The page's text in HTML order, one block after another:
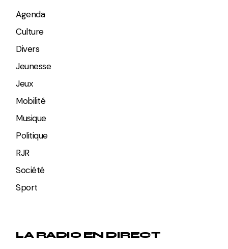
Agenda
Culture
Divers
Jeunesse
Jeux
Mobilité
Musique
Politique
RJR
Société
Sport
LA RADIO EN DIRECT